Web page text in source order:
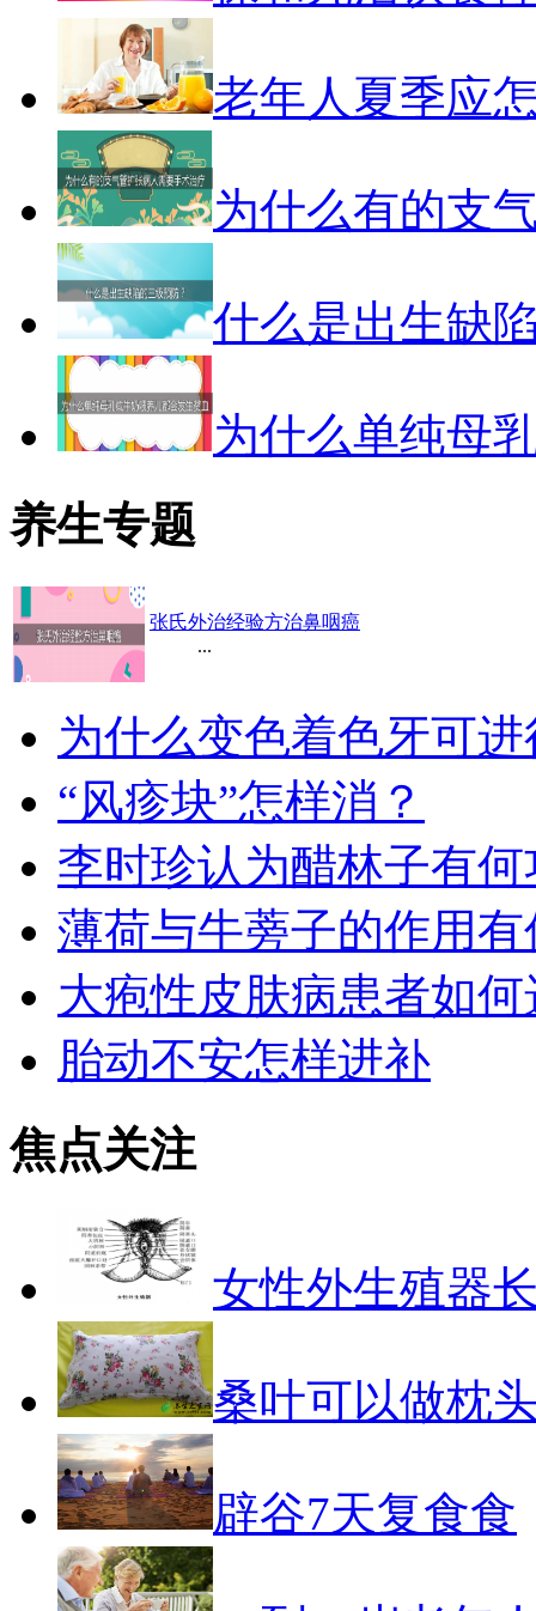
老年人夏季应
为什么有的支
什么是出生缺
为什么单纯母
养生专题
张氏外治经验方治鼻咽癌
...
为什么变色着色牙可进
“风疹块”怎样消？
李时珍认为醋林子有何
薄荷与牛蒡子的作用有
大疱性皮肤病患者如何
胎动不安怎样进补
焦点关注
女性外生殖器
桑叶可以做枕
辟谷7天复食食